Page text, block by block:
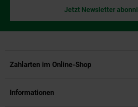
Jetzt Newsletter
Zahlarten im Online-Shop
Informationen